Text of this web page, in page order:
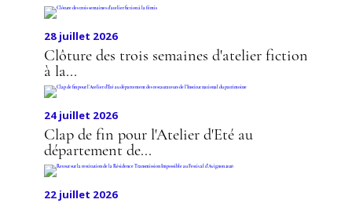
28 juillet 2026
Clôture des trois semaines d'atelier fiction
à la...
24 juillet 2026
Clap de fin pour l'Atelier d'Eté au
département de...
22 juillet 2026